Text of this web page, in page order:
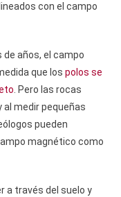
con el campo
de años, el campo
que los polos se
. Pero las rocas
medir pequeñas
pueden
magnético como
a través del suelo y